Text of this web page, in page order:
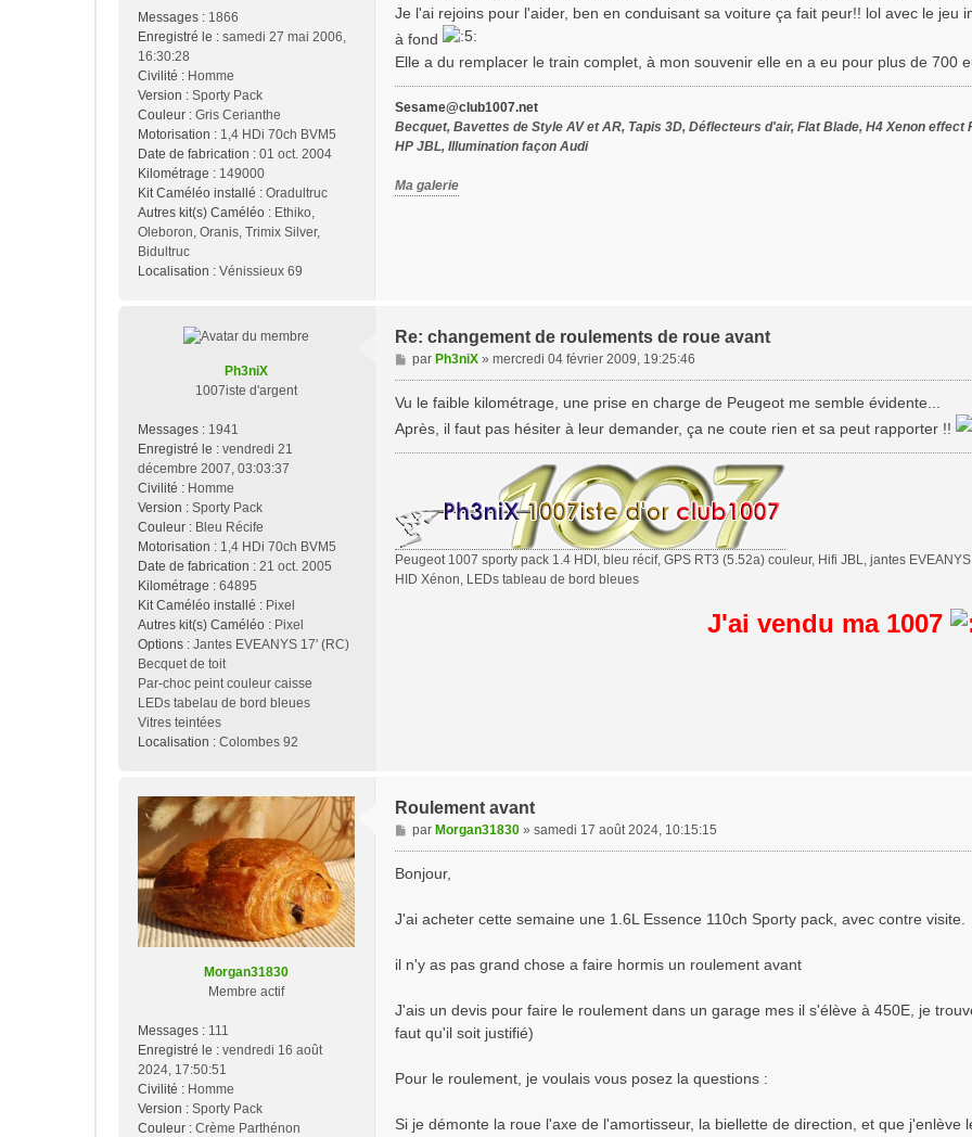
Messages : 1866
Enregistré le : samedi 27 mai 2006,
16:30:28
Civilité : Homme
Version : Sporty Pack
Couleur : Gris Cerianthe
Motorisation : 1,4 HDi 70ch BVM5
Date de fabrication : 01 oct. 2004
Kilométrage : 149000
Kit Caméléo installé : Oradultruc
Autres kit(s) Caméléo : Ethiko,
Oleboron, Oranis, Trimix Silver,
Bidultruc
Localisation : Vénissieux 69
g
e
Je l'ai rejoins pour l'aider, ben en conduisant sa voiture ça fait peur!! lol avec le jeu
à fond
Elle a du remplacer le train complet, à mon souvenir elle en a eu pour plus de 700
Sesame@club1007.net
Becquet, Bavettes de Style AV et AR, Tapis 3D, Déflecteurs d'air, Flat Blade, H4 Xenon effect
HP JBL, Illumination façon Audi
Ma galerie
Ph3niX
1007iste d'argent
Messages : 1941
Enregistré le : vendredi 21
décembre 2007, 03:03:37
Civilité : Homme
Version : Sporty Pack
Couleur : Bleu Récife
Motorisation : 1,4 HDi 70ch BVM5
Date de fabrication : 21 oct. 2005
Kilométrage : 64895
Kit Caméléo installé : Pixel
Autres kit(s) Caméléo : Pixel
Options : Jantes EVEANYS 17' (RC)
Becquet de toit
Par-choc peint couleur caisse
LEDs tabelau de bord bleues
Vitres teintées
Localisation : Colombes 92
Re: changement de roulements de roue avant
M
e
s
a
g
par Ph3niX» mercredi 04 février 2009, 19:25:46
Vu le faible kilométrage, une prise en charge de Peugeot me semble évidente...
Après, il faut pas hésiter à leur demander, ça ne coute rien et sa peut rapporter !!
Peugeot 1007 sporty pack 1.4 HDI, bleu récif, GPS RT3 (5.52a) couleur, Hifi JBL, jantes
HID Xénon, LEDs tableau de bord bleues
J'ai vendu ma 1007
Morgan31830
Membre actif
Messages : 111
Enregistré le : vendredi 16 août
2024, 17:50:51
Civilité : Homme
Version : Sporty Pack
Couleur : Crème Parthénon
Roulement avant
M
e
s
g
par Morgan31830» samedi 17 août 2024, 10:15:15
Bonjour,
J'ai acheter cette semaine une 1.6L Essence 110ch Sporty pack, avec contre visite.
il n'y as pas grand chose a faire hormis un roulement avant
J'ais un devis pour faire le roulement dans un garage mes il s'élève à 450E, je
faut qu'il soit justifié)
Pour le roulement, je voulais vous posez la questions :
Si je démonte la roue l'axe de l'amortisseur, la biellette de direction, et que j'enlève